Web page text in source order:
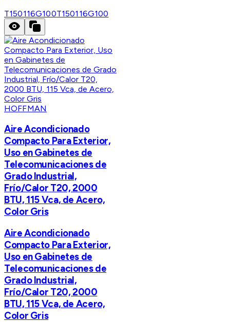
T150116G100T150116G100
HOFFMAN
Aire Acondicionado
Compacto Para Exterior,
Uso en Gabinetes de
Telecomunicaciones de
Grado Industrial,
Frío/Calor T20, 2000
BTU, 115 Vca, de Acero,
Color Gris
Aire Acondicionado
Compacto Para Exterior,
Uso en Gabinetes de
Telecomunicaciones de
Grado Industrial,
Frío/Calor T20, 2000
BTU, 115 Vca, de Acero,
Color Gris